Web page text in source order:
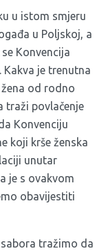
u istom smjeru
u Poljskoj, a
Konvencija
je trenutna
od rodno
traži povlačenje
Konvenciju
koji krše ženska
unutar
je s ovakvom
obavijestiti
tražimo da